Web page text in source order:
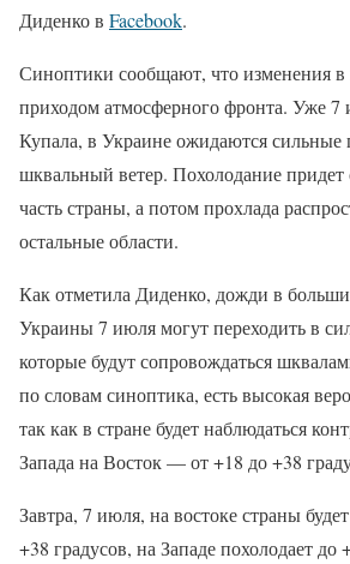
Диденко в Facebook.
Синоптики сообщают, что изменения
приходом атмосферного фронта. Уже 7
Купала, в Украине ожидаются сильные
шквальный ветер. Похолодание придет
часть страны, а потом прохлада
остальные области.
Как отметила Диденко, дожди в
Украины 7 июля могут переходить в
которые будут сопровождаться
по словам синоптика, есть высокая
так как в стране будет наблюдаться
Запада на Восток — от +18 до +38
Завтра, 7 июля, на востоке страны
+38 градусов, на Западе похолодает до